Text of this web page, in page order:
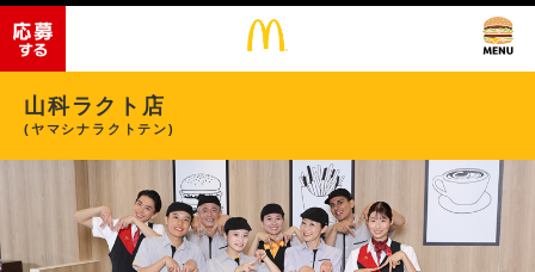
山科ラクト店
(ヤマシナラクトテン)